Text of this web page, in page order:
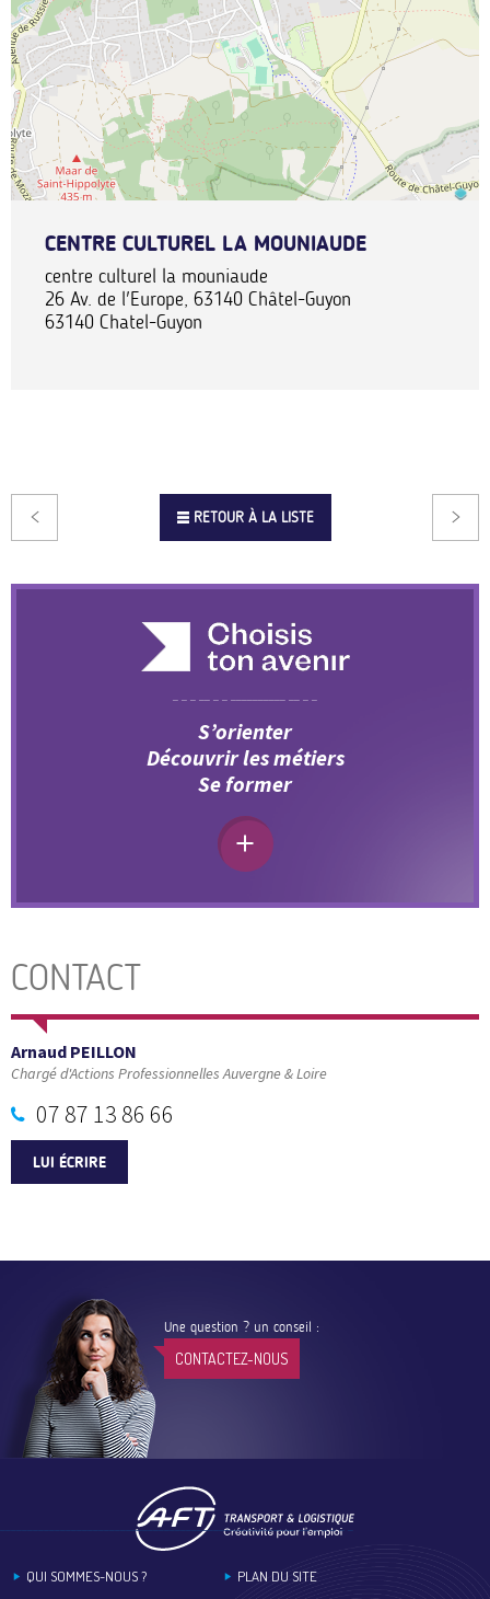
CENTRE CULTUREL LA MOUNIAUDE
centre culturel la mouniaude
26 Av. de l'Europe, 63140 Châtel-Guyon
63140 Chatel-Guyon
RETOUR À LA LISTE
S’orienter
Découvrir les métiers
Se former
CONTACT
Arnaud PEILLON
Chargé d'Actions Professionnelles Auvergne & Loire
07 87 13 86 66
LUI ÉCRIRE
Une question ? un conseil :
CONTACTEZ-NOUS
QUI SOMMES-NOUS ? PLAN DU SITE